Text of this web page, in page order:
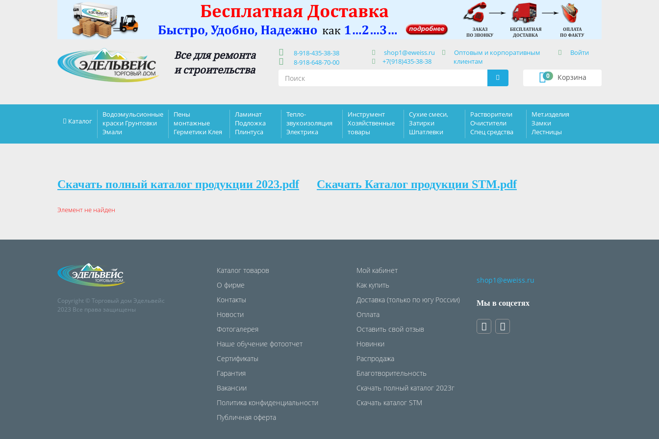
Все для ремонта
и строительства
8-918-435-38-38
8-918-648-70-00
shop1@eweiss.ru
+7(918)435-38-38
Оптовым и корпоративным
клиентам
Войти
Корзина
0
Каталог
Водоэмульсионные
краски Грунтовки
Эмали
Пены
монтажные
Герметики Клея
Ламинат
Подложка
Плинтуса
Тепло-
звукоизоляция
Электрика
Инструмент
Хозяйственные
товары
Сухие смеси,
Затирки
Шпатлевки
Растворители
Очистители
Спец средства
Мет.изделия
Замки
Лестницы
Скачать полный каталог продукции 2023.pdf Скачать Каталог продукции STM.pdf
Элемент не найден
Copyright © Торговый дом Эдельвейс
2023 Все права защищены
Каталог товаров
О фирме
Контакты
Новости
Фотогалерея
Наше обучение фотоотчет
Сертификаты
Гарантия
Вакансии
Политика конфиденциальности
Публичная оферта
Мой кабинет
Как купить
Доставка (только по югу России)
Оплата
Оставить свой отзыв
Новинки
Распродажа
Благотворительность
Скачать полный каталог 2023г
Скачать каталог STM
shop1@eweiss.ru
Мы в соцсетях